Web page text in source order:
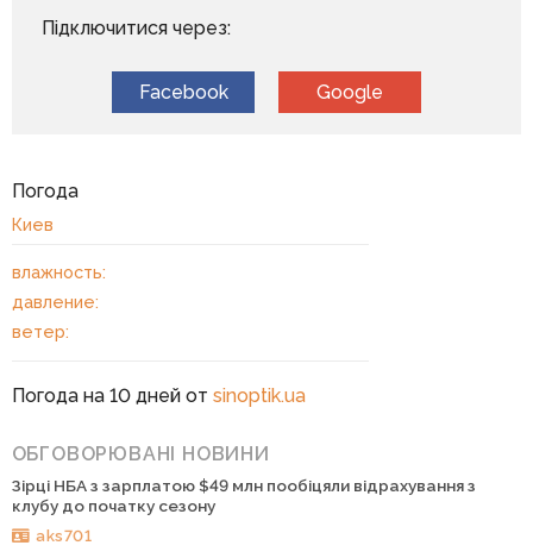
Підключитися через:
Facebook Google
Погода
Киев
влажность:
давление:
ветер:
Погода на 10 дней от sinoptik.ua
ОБГОВОРЮВАНІ НОВИНИ
Зірці НБА з зарплатою $49 млн пообіцяли відрахування з
клубу до початку сезону
aks701